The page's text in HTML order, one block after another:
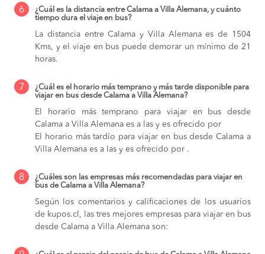
6
¿Cuál es la distancia entre Calama a Villa Alemana, y cuánto
tiempo dura el viaje en bus?
La distancia entre Calama y Villa Alemana es de 1504
Kms, y el viaje en bus puede demorar un mínimo de 21
horas.
7
¿Cuál es el horario más temprano y más tarde disponible para
viajar en bus desde Calama a Villa Alemana?
El horario más temprano para viajar en bus desde
Calama a Villa Alemana es a las y es ofrecido por
El horario más tardío para viajar en bus desde Calama a
Villa Alemana es a las y es ofrecido por .
8
¿Cuáles son las empresas más recomendadas para viajar en
bus de Calama a Villa Alemana?
Según los comentarios y calificaciones de los usuarios
de kupos.cl, las tres mejores empresas para viajar en bus
desde Calama a Villa Alemana son: